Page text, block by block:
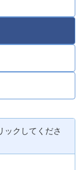
ックしてくださ